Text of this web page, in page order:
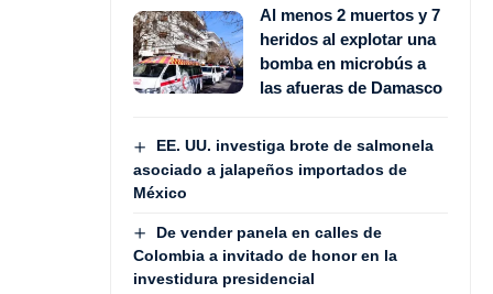
Al menos 2 muertos y 7
heridos al explotar una
bomba en microbús a
las afueras de Damasco
EE. UU. investiga brote de salmonela
asociado a jalapeños importados de
México
De vender panela en calles de
Colombia a invitado de honor en la
investidura presidencial